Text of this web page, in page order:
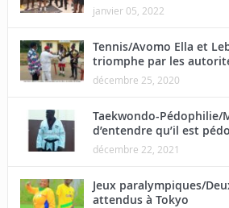
janvier 05, 2022
Tennis/Avomo Ella et
triomphe par les
décembre 25, 2020
Taekwondo-Pédophilie/
d’entendre qu’il est
décembre 22, 2021
Jeux paralympiques/
attendus à Tokyo